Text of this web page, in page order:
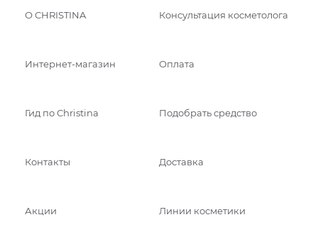
О CHRISTINA Консультация косметолога
Интернет-магазин Оплата
Гид по Christina Подобрать средство
Контакты Доставка
Акции Линии косметики